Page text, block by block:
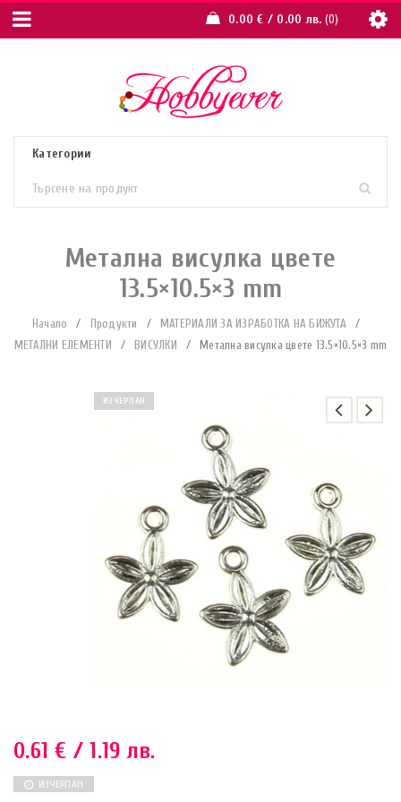
0.00€ / 0.00 лв. 0
Метална висулка цвете
13.5×10.5×3 mm
Начало / Продукти / МАТЕРИАЛИ ЗА ИЗРАБОТКА НА БИЖУТА
/
МЕТАЛНИ ЕЛЕМЕНТИ
/ ВИСУЛКИ / Метална висулка цвете 13.5×10.5×3 mm
ИЗЧЕРПАН
0.61€ / 1.19 лв.
ИЗЧЕРПАН